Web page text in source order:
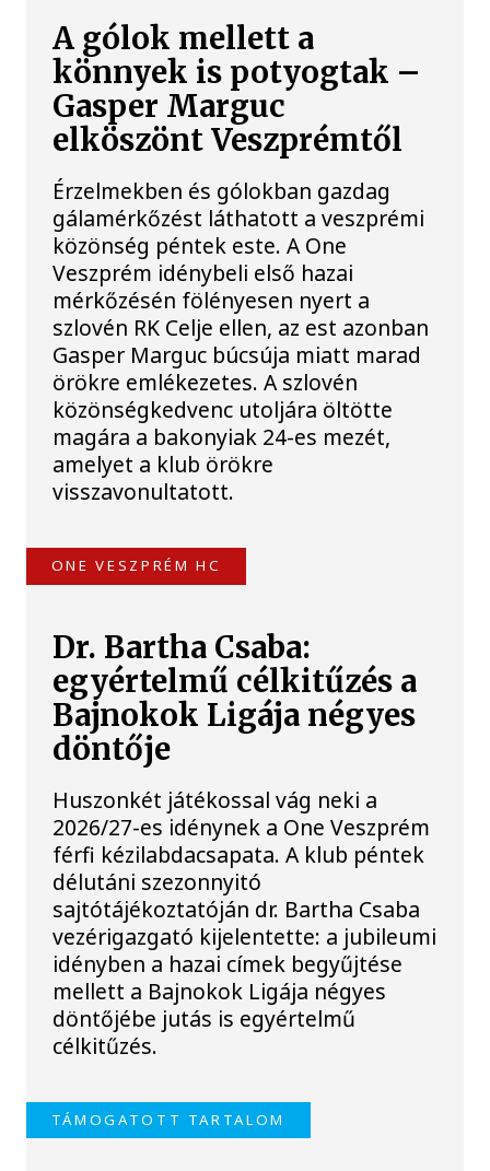
A gólok mellett a
könnyek is potyogtak –
Gasper Marguc
elköszönt Veszprémtől
Érzelmekben és gólokban gazdag
gálamérkőzést láthatott a veszprémi
közönség péntek este. A One
Veszprém idénybeli első hazai
mérkőzésén fölényesen nyert a
szlovén RK Celje ellen, az est azonban
Gasper Marguc búcsúja miatt marad
örökre emlékezetes. A szlovén
közönségkedvenc utoljára öltötte
magára a bakonyiak 24-es mezét,
amelyet a klub örökre
visszavonultatott.
ONE VESZPRÉM HC
Dr. Bartha Csaba:
egyértelmű célkitűzés a
Bajnokok Ligája négyes
döntője
Huszonkét játékossal vág neki a
2026/27-es idénynek a One Veszprém
férfi kézilabdacsapata. A klub péntek
délutáni szezonnyitó
sajtótájékoztatóján dr. Bartha Csaba
vezérigazgató kijelentette: a jubileumi
idényben a hazai címek begyűjtése
mellett a Bajnokok Ligája négyes
döntőjébe jutás is egyértelmű
célkitűzés.
TÁMOGATOTT TARTALOM